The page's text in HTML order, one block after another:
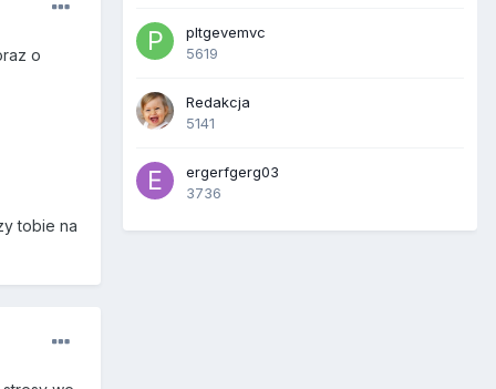
o
tobie na
pltgevemvc
5619
Redakcja
5141
ergerfgerg03
3736